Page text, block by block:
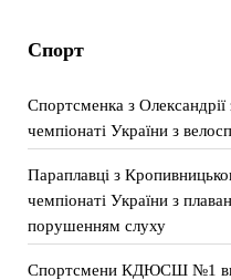
Спорт
Спортсменка з Олександрії
чемпіонаті України з
Параплавці з
чемпіонаті України з
порушенням слуху
Спортсмени КДЮСШ №1